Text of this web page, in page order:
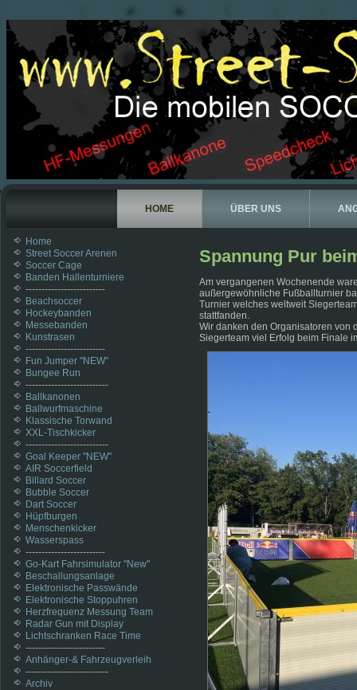
HOME ÜBER UNS
Home
Street Soccer Arenen
Soccer Cage
Banden Hallenturniere
-------------------------
Beachsoccer
Hockeybanden
Messebanden
Kunstrasen
-------------------------
Fun Jumper "NEW"
Bungee Run
--------------------------
Ballkanonen
Ballwurfmaschine
Klassische Torwand
XXL-Tischkicker
--------------------------
Goal Keeper "NEW"
AIR Soccerfield
Billard Soccer
Bubble Soccer
Dart Soccer
Hüpfburgen
Menschenkicker
Wasserspass
-------------------------
Go-Kart Fahrsimulator "New"
Beschallungsanlage
Elektronische Passwände
Elektronische Stoppuhren
Herzfrequenz Messung Team
Radar Gun mit Display
Lichtschranken Race Time
-------------------------
Anhänger-& Fahrzeugverleih
--------------------------
Archiv
Spannung Pur
Am vergangenen Wochenende
außergewöhnliche Fußballturnier
Turnier welches weltweit
stattfanden.
Wir danken den Organisatoren von
Siegerteam viel Erfolg beim Finale